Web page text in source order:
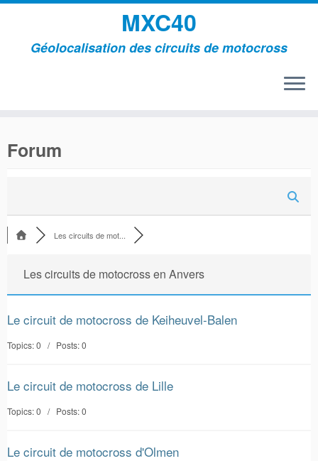
contenu
MXC40
Géolocalisation des circuits de motocross
Forum
Les circuits de mot...
Les circuits de motocross en Anvers
Le circuit de motocross de Keiheuvel-Balen
Topics: 0 / Posts: 0
Le circuit de motocross de Lille
Topics: 0 / Posts: 0
Le circuit de motocross d'Olmen